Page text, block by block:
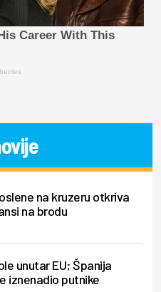
Career With This
na kruzeru otkriva
na brodu
unutar EU; Španija
iznenadio putnike